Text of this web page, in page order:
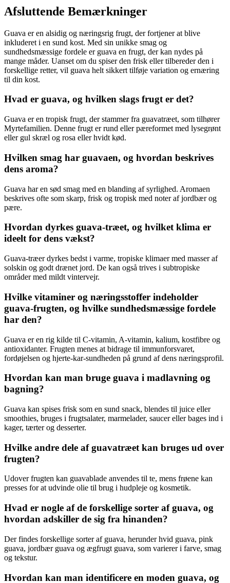
Afsluttende Bemærkninger
Guava er en alsidig og næringsrig frugt, der fortjener at blive
inkluderet i en sund kost. Med sin unikke smag og
sundhedsmæssige fordele er guava en frugt, der kan nydes på
mange måder. Uanset om du spiser den frisk eller tilbereder den i
forskellige retter, vil guava helt sikkert tilføje variation og ernæring
til din kost.
Hvad er guava, og hvilken slags frugt er det?
Guava er en tropisk frugt, der stammer fra guavatræet, som tilhører
Myrtefamilien. Denne frugt er rund eller pæreformet med lysegrønt
eller gul skræl og rosa eller hvidt kød.
Hvilken smag har guavaen, og hvordan beskrives
dens aroma?
Guava har en sød smag med en blanding af syrlighed. Aromaen
beskrives ofte som skarp, frisk og tropisk med noter af jordbær og
pære.
Hvordan dyrkes guava-træet, og hvilket klima er
ideelt for dens vækst?
Guava-træer dyrkes bedst i varme, tropiske klimaer med masser af
solskin og godt drænet jord. De kan også trives i subtropiske
områder med mildt vintervejr.
Hvilke vitaminer og næringsstoffer indeholder
guava-frugten, og hvilke sundhedsmæssige fordele
har den?
Guava er en rig kilde til C-vitamin, A-vitamin, kalium, kostfibre og
antioxidanter. Frugten menes at bidrage til immunforsvaret,
fordøjelsen og hjerte-kar-sundheden på grund af dens næringsprofil.
Hvordan kan man bruge guava i madlavning og
bagning?
Guava kan spises frisk som en sund snack, blendes til juice eller
smoothies, bruges i frugtsalater, marmelader, saucer eller bages ind i
kager, tærter og desserter.
Hvilke andre dele af guavatræet kan bruges ud over
frugten?
Udover frugten kan guavablade anvendes til te, mens frøene kan
presses for at udvinde olie til brug i hudpleje og kosmetik.
Hvad er nogle af de forskellige sorter af guava, og
hvordan adskiller de sig fra hinanden?
Der findes forskellige sorter af guava, herunder hvid guava, pink
guava, jordbær guava og ægfrugt guava, som varierer i farve, smag
og tekstur.
Hvordan kan man identificere en moden guava, og